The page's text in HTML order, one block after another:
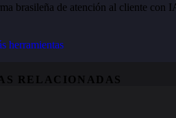
brasileña de atención al cliente con
herramientas
RELACIONADAS